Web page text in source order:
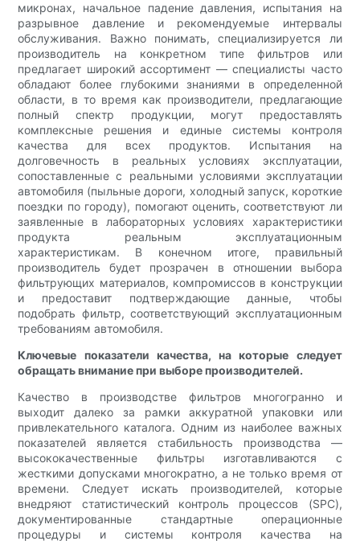
микронах, начальное падение давления, испытания на
разрывное давление и рекомендуемые интервалы
обслуживания. Важно понимать, специализируется ли
производитель на конкретном типе фильтров или
предлагает широкий ассортимент — специалисты часто
обладают более глубокими знаниями в определенной
области, в то время как производители, предлагающие
полный спектр продукции, могут предоставлять
комплексные решения и единые системы контроля
качества для всех продуктов. Испытания на
долговечность в реальных условиях эксплуатации,
сопоставленные с реальными условиями эксплуатации
автомобиля (пыльные дороги, холодный запуск, короткие
поездки по городу), помогают оценить, соответствуют ли
заявленные в лабораторных условиях характеристики
продукта реальным эксплуатационным
характеристикам. В конечном итоге, правильный
производитель будет прозрачен в отношении выбора
фильтрующих материалов, компромиссов в конструкции
и предоставит подтверждающие данные, чтобы
подобрать фильтр, соответствующий эксплуатационным
требованиям автомобиля.
Ключевые показатели качества, на которые следует
обращать внимание при выборе производителей.
Качество в производстве фильтров многогранно и
выходит далеко за рамки аккуратной упаковки или
привлекательного каталога. Одним из наиболее важных
показателей является стабильность производства —
высококачественные фильтры изготавливаются с
жесткими допусками многократно, а не только время от
времени. Следует искать производителей, которые
внедряют статистический контроль процессов (SPC),
документированные стандартные операционные
процедуры и системы контроля качества на